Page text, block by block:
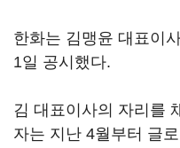
한화는 김맹윤 대표이
1일 공시했다.
김 대표이사의 자리를
자는 지난 4월부터 글